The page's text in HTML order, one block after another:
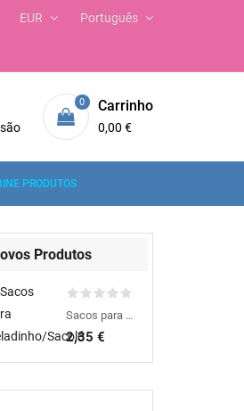
Português
EUR
0 Carrinho
0,00 €
PRODUTOS
Produtos
Sacos para Geladinho/Sacolé
2,35 €